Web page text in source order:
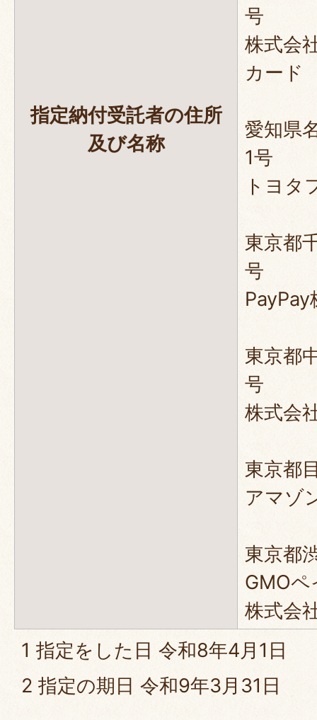
指定納付受託者の住所
及び名称
号
株式会
カード
愛知県
1号
トヨタ
東京都
号
PayPay
東京都
号
株式会
東京都
アマゾ
東京都
GMO
株式会
1 指定をした日 令和8年4月1日
2 指定の期日 令和9年3月31日